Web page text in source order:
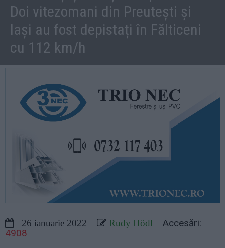
Doi vitezomani din Preutești și
Iași au fost depistați în Fălticeni
cu 112 km/h
26 ianuarie 2022 Rudy Hödl
Accesări:
4908